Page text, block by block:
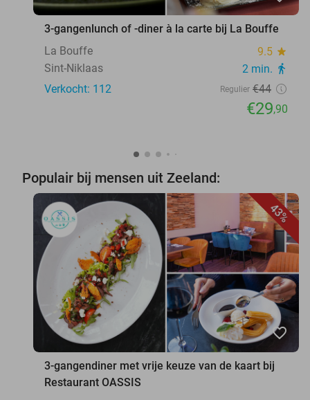
3-gangenlunch of -diner à la carte bij La Bouffe
La Bouffe
9.5 star
Sint-Niklaas 2 min. directions_walk
Verkocht: 112 Regulier €44
€29,90
Populair bij mensen uit Zeeland:
43%
favorite_border
3-gangendiner met vrije keuze van de kaart bij
Restaurant OASSIS